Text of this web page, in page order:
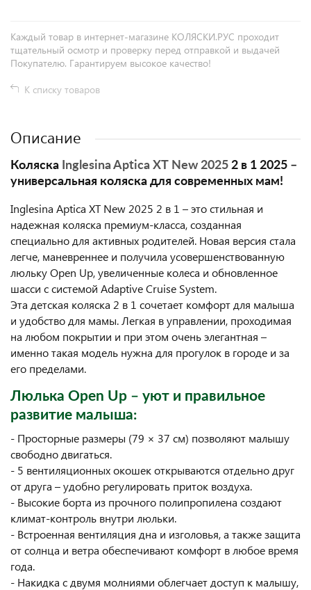
Каждый товар в интернет-магазине КОЛЯСКИ.РУС проходит
тщательный осмотр и проверку перед отправкой и выдачей
Покупателю. Гарантируем высокое качество!
К списку товаров
Описание
Коляска Inglesina Aptica XT New 2025 2 в 1 2025 –
универсальная коляска для современных мам!
Inglesina Aptica XT New 2025 2 в 1 – это стильная и
надежная коляска премиум-класса, созданная
специально для активных родителей. Новая версия стала
легче, маневреннее и получила усовершенствованную
люльку Open Up, увеличенные колеса и обновленное
шасси с системой Adaptive Cruise System.
Эта детская коляска 2 в 1 сочетает комфорт для малыша
и удобство для мамы. Легкая в управлении, проходимая
на любом покрытии и при этом очень элегантная –
именно такая модель нужна для прогулок в городе и за
его пределами.
Люлька Open Up – уют и правильное
развитие малыша:
- Просторные размеры (79 × 37 см) позволяют малышу
свободно двигаться.
- 5 вентиляционных окошек открываются отдельно друг
от друга – удобно регулировать приток воздуха.
- Высокие борта из прочного полипропилена создают
климат-контроль внутри люльки.
- Встроенная вентиляция дна и изголовья, а также защита
от солнца и ветра обеспечивают комфорт в любое время
года.
- Накидка с двумя молниями облегчает доступ к малышу,